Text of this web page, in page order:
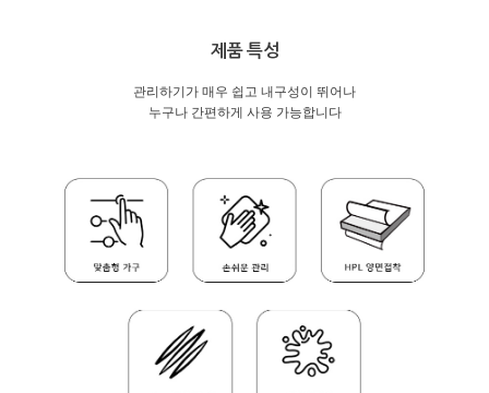
제품 특성
관리하기가 매우 쉽고 내구성이 뛰어나
누구나 간편하게 사용 가능합니다